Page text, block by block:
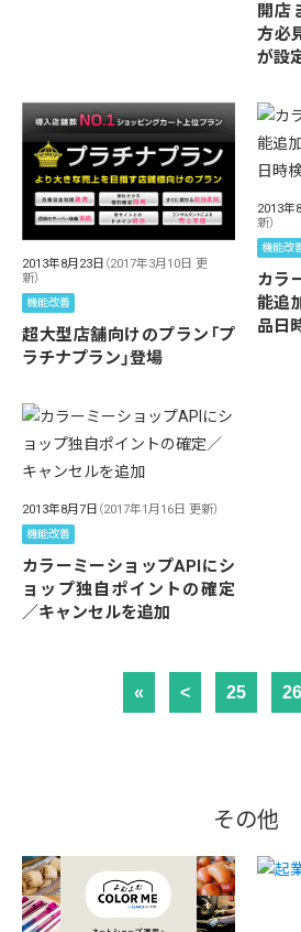
開店
方必
が設
2013年8月23日 （2017年3月10日 更
新）
機能改善
超大型店舗向けのプラン「プ
ラチナプラン」登場
2013年
新）
機能改
カラ
能追
品日
2013年8月7日 （2017年1月16日 更新）
機能改善
カラーミーショップAPIにシ
ョップ独自ポイントの確定
／キャンセルを追加
« < 25 26
その他